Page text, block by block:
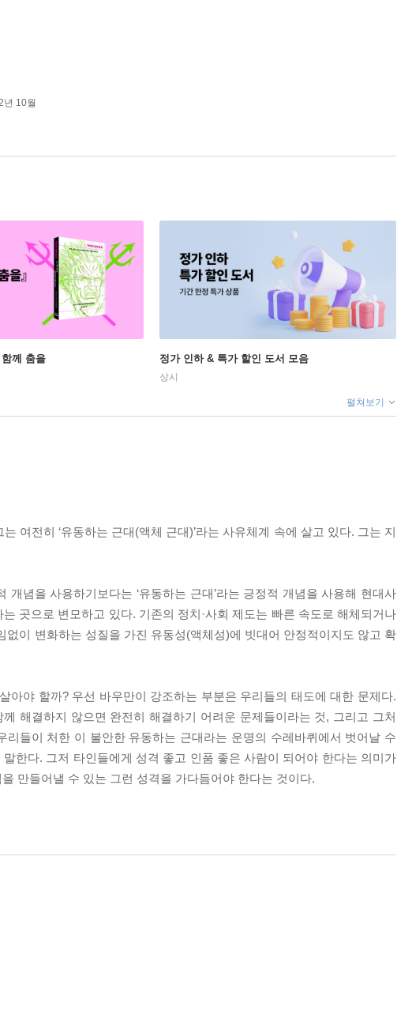
년 10월
께 춤을 정가 인하 & 특가 할인 도서 모음
상시
펼쳐보기
여전히 ‘유동하는 근대(액체 근대)’라는 사유체계 속에 살고 있다. 그는 지
개념을 사용하기보다는 ‘유동하는 근대’라는 긍정적 개념을 사용해 현대사
곳으로 변모하고 있다. 기존의 정치·사회 제도는 빠른 속도로 해체되거나
이 변화하는 성질을 가진 유동성(액체성)에 빗대어 안정적이지도 않고 확
아야 할까? 우선 바우만이 강조하는 부분은 우리들의 태도에 대한 문제다.
해결하지 않으면 완전히 해결하기 어려운 문제들이라는 것, 그리고 그처
들이 처한 이 불안한 유동하는 근대라는 운명의 수레바퀴에서 벗어날 수
한다. 그저 타인들에게 성격 좋고 인품 좋은 사람이 되어야 한다는 의미가
만들어낼 수 있는 그런 성격을 가다듬어야 한다는 것이다.